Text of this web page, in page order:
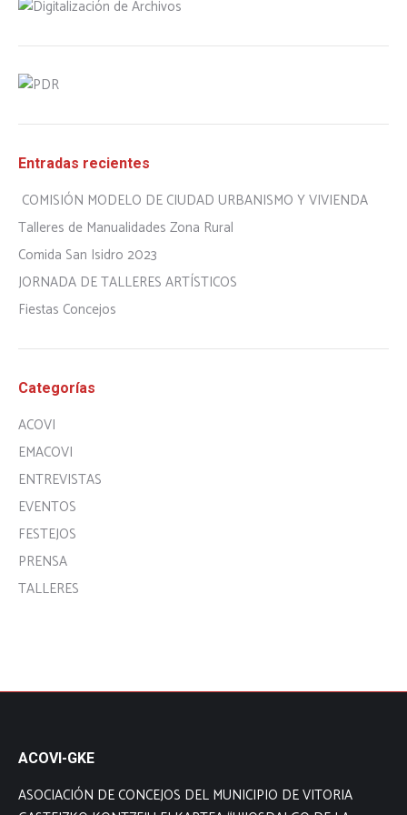
Entradas recientes
COMISIÓN MODELO DE CIUDAD URBANISMO Y VIVIENDA
Talleres de Manualidades Zona Rural
Comida San Isidro 2023
JORNADA DE TALLERES ARTÍSTICOS
Fiestas Concejos
Categorías
ACOVI
EMACOVI
ENTREVISTAS
EVENTOS
FESTEJOS
PRENSA
TALLERES
ACOVI-GKE
ASOCIACIÓN DE CONCEJOS DEL MUNICIPIO DE VITORIA